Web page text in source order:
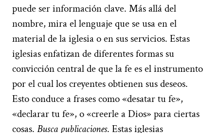
puede ser información clave. Más allá del
nombre, mira el lenguaje que se usa en el
material de la iglesia o en sus servicios. Estas
iglesias enfatizan de diferentes formas su
convicción central de que la fe es el instrumento
por el cual los creyentes obtienen sus deseos.
Esto conduce a frases como «desatar tu fe»,
«declarar tu fe», o «creerle a Dios» para ciertas
cosas. Busca publicaciones. Estas iglesias